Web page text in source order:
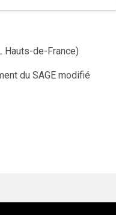
Hauts-de-France)
du SAGE modifié